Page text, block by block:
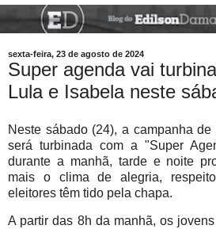
sexta-feira, 23 de agosto de 2024
Super agenda vai
Lula e Isabela neste
Neste sábado (24), a campanha
será turbinada com a "Super
durante a manhã, tarde e noite
mais o clima de alegria,
eleitores têm tido pela chapa.
A partir das 8h da manhã, os